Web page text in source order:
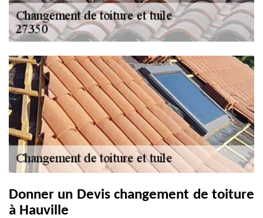
Donner un Devis changement de toiture
à Hauville